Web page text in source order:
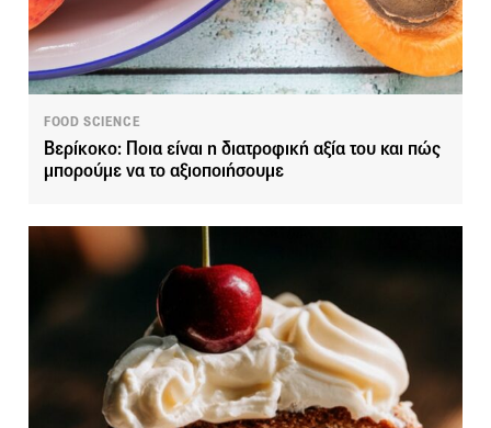
FOOD SCIENCE
Βερίκοκο: Ποια είναι η διατροφική αξία του και πώς
μπορούμε να το αξιοποιήσουμε